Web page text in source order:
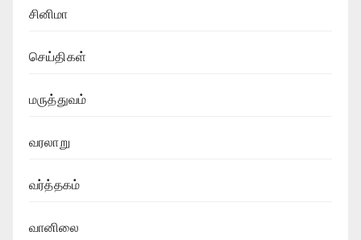
சினிமா
செய்திகள்
மருத்துவம்
வரலாறு
வர்த்தகம்
வானிலை